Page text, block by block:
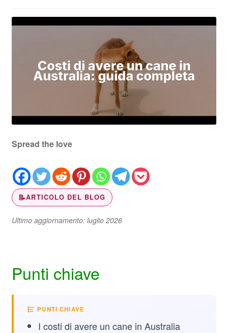
Spread the love
📝ARTICOLO DEL BLOG
Ultimo aggiornamento: luglio 2026
Punti chiave
PUNTI CHIAVE
I costi di avere un cane in Australia